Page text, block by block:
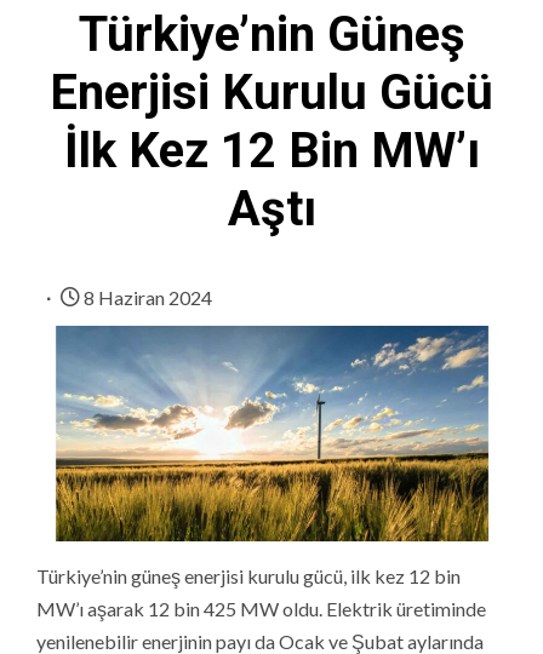
Türkiye’nin Güneş
Enerjisi Kurulu Gücü
İlk Kez 12 Bin MW’ı
Aştı
8 Haziran 2024
Türkiye’nin güneş enerjisi kurulu gücü, ilk kez 12 bin
MW’ı aşarak 12 bin 425 MW oldu. Elektrik üretiminde
yenilenebilir enerjinin payı da Ocak ve Şubat aylarında